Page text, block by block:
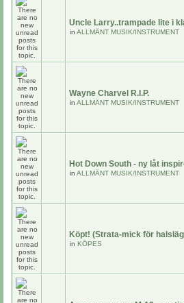
Uncle Larry..trampade lite i
in ALLMÄNT MUSIK/INSTRUMENT
Wayne Charvel R.I.P.
in ALLMÄNT MUSIK/INSTRUMENT
Hot Down South - ny låt
in ALLMÄNT MUSIK/INSTRUMENT
Köpt! (Strata-mick för
in KÖPES